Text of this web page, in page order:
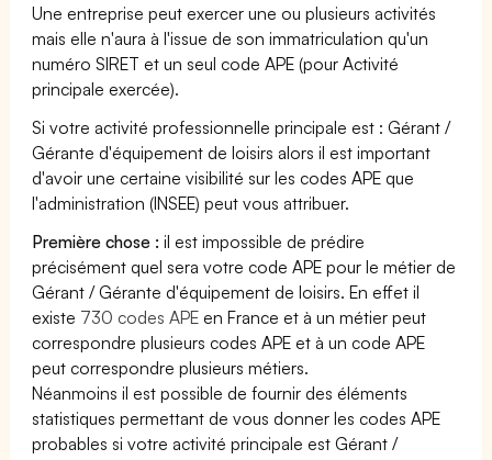
Une entreprise peut exercer une ou plusieurs activités
mais elle n'aura à l'issue de son immatriculation qu'un
numéro SIRET et un seul code APE (pour Activité
principale exercée).
Si votre activité professionnelle principale est : Gérant /
Gérante d'équipement de loisirs alors il est important
d'avoir une certaine visibilité sur les codes APE que
l'administration (INSEE) peut vous attribuer.
Première chose : il est impossible de prédire
précisément quel sera votre code APE pour le métier de
Gérant / Gérante d'équipement de loisirs. En effet il
existe 730 codes APE en France et à un métier peut
correspondre plusieurs codes APE et à un code APE
peut correspondre plusieurs métiers.
Néanmoins il est possible de fournir des éléments
statistiques permettant de vous donner les codes APE
probables si votre activité principale est Gérant /